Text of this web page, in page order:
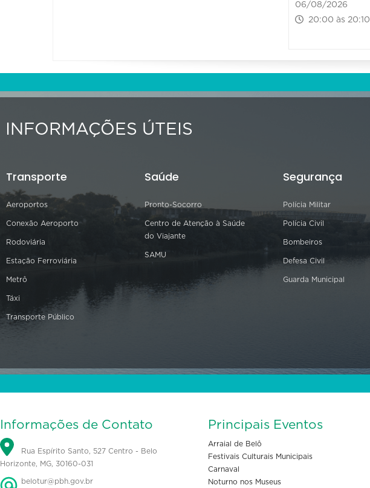
06/08/2026
20:00 às 20:10
INFORMAÇÕES ÚTEIS
Transporte
Aeroportos
Conexão Aeroporto
Rodoviária
Estação Ferroviária
Metrô
Táxi
Transporte Público
Saúde
Pronto-Socorro
Centro de Atenção à Saúde
do Viajante
SAMU
Segurança
Polícia Militar
Polícia Civil
Bombeiros
Defesa Civil
Guarda Municipal
Informações de Contato
Rua Espírito Santo, 527 Centro - Belo
Horizonte, MG, 30160-031
belotur@pbh.gov.br
Principais Eventos
Arraial de Belô
Festivais Culturais Municipais
Carnaval
Noturno nos Museus